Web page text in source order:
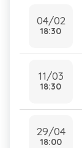
04/02
18:30
11/03
18:30
29/04
18:00